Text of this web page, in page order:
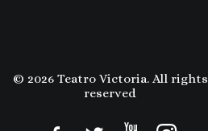
© 2026 Teatro Victoria. All rights
reserved